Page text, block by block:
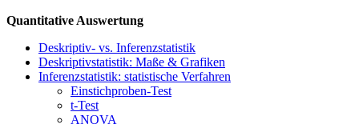
Quantitative Auswertung
Deskriptiv- vs. Inferenzstatistik
Deskriptivstatistik: Maße & Grafiken
Inferenzstatistik: statistische Verfahren
Einstichproben-Test
t-Test
ANOVA